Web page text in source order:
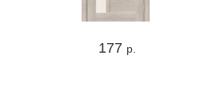
177 р.